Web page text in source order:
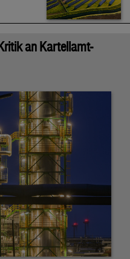
an Kartellamt-